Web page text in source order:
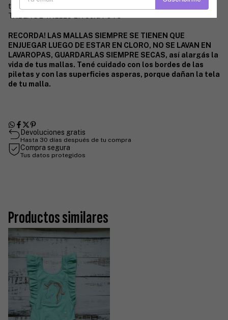
tienen filtro uv CERTIFICADO para cuidar la piel?
​TABLA DE TALLES EN 3era FOTO
RECORDA! LAS MALLAS SIEMPRE SE TIENEN QUE
ENJUEGAR LUEGO DE ESTAR EN CLORO, NO SE LAVAN EN
LAVAROPAS, GUARDARLAS SIEMPRE SECAS, así alargás la
vida de tus mallas. Tené cuidado con los bordes de las
piletas y con las superficies asperas, porque dañan la tela
de tu malla.
Devoluciones gratis
Hasta 30 días después de tu compra
Compra segura
Tus datos protegidos
Productos similares